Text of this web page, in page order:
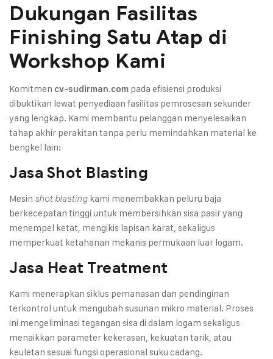
Dukungan Fasilitas
Finishing Satu Atap di
Workshop Kami
Komitmen cv-sudirman.com pada efisiensi produksi
dibuktikan lewat penyediaan fasilitas pemrosesan sekunder
yang lengkap. Kami membantu pelanggan menyelesaikan
tahap akhir perakitan tanpa perlu memindahkan material ke
bengkel lain:
Jasa Shot Blasting
Mesin shot blasting kami menembakkan peluru baja
berkecepatan tinggi untuk membersihkan sisa pasir yang
menempel ketat, mengikis lapisan karat, sekaligus
memperkuat ketahanan mekanis permukaan luar logam.
Jasa Heat Treatment
Kami menerapkan siklus pemanasan dan pendinginan
terkontrol untuk mengubah susunan mikro material. Proses
ini mengeliminasi tegangan sisa di dalam logam sekaligus
menaikkan parameter kekerasan, kekuatan tarik, atau
keuletan sesuai fungsi operasional suku cadang.